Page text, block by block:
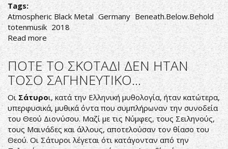
Tags:
Atmospheric Black Metal Germany Beneath.Below.Behold
totenmusik 2018
Read more about
ΑΤΜΟΣΦΑΙΡΙΚΟ
BLACK
METAL
ΠΟΤΕ ΤΟ ΣΚΟΤΑΔΙ ΔΕΝ ΗΤΑΝ
ΤΟΣΟ ΣΑΓΗΝΕΥΤΙΚΟ...
ΟιΣάτυροι, κατά την Ελληνική μυθολογία, ήταν κατώτερα,
υπερφυσικά, μυθικά όντα που συμπλήρωναν την συνοδεία
του Θεού Διονύσου. Μαζί με τις Νύμφες, τους Σειληνούς,
τους Μαινάδες και άλλους, αποτελούσαν τον θίασο του
Θεού. Οι Σάτυροι λέγεται ότι κατάγονταν από την